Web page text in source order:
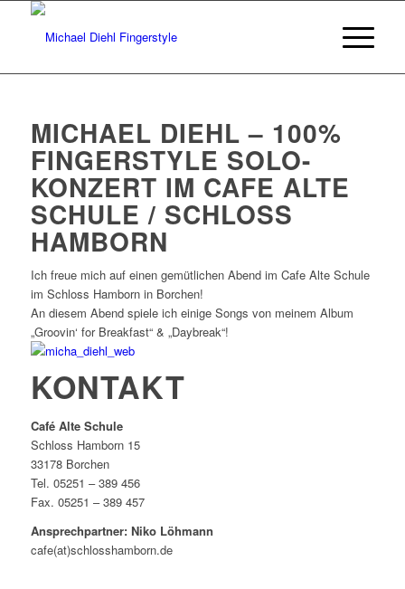
MICHAEL DIEHL – 100%
FINGERSTYLE SOLO-
KONZERT IM CAFE ALTE
SCHULE / SCHLOSS
HAMBORN
Ich freue mich auf einen gemütlichen Abend im Cafe Alte Schule
im Schloss Hamborn in Borchen!
An diesem Abend spiele ich einige Songs von meinem Album
„Groovin‘ for Breakfast“ & „Daybreak“!
KONTAKT
Café Alte Schule
Schloss Hamborn 15
33178 Borchen
Tel. 05251 – 389 456
Fax. 05251 – 389 457
Ansprechpartner: Niko Löhmann
cafe(at)schlosshamborn.de